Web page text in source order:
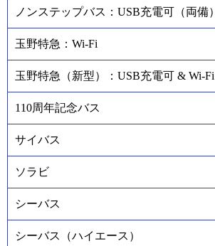
ノンステップバス：USB充電可（両備）
玉野特急：Wi-Fi
玉野特急（新型）：USB充電可 & Wi-Fi
110周年記念バス
サイバス
ソラビ
シーバス
シーバス（ハイエース）